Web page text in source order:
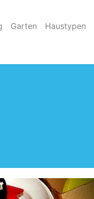
Garten Haustypen